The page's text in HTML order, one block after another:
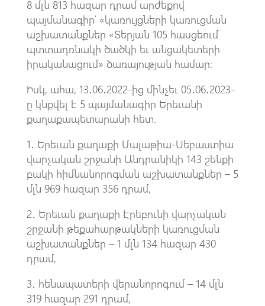
8 մլն 813 հազար դրամ արժեքով
պայմանագիր՝ «կառույցների կառուցման
աշխատանքներ «Տերյան 105 հասցեում
պտտադռնակի ծածկի եւ անցակետերի
իրականացում» ծառայության համար։
Իսկ, ահա, 13․06․2022-ից մինչեւ 05․06․2023-
ը կնքվել է 5 պայմանագիր Երեւանի
քաղաքապետարանի հետ.
1․ Երեւան քաղաքի Մալաթիա-Սեբաստիա
վարչական շրջանի Անդրանիկի 143 շենքի
բակի հիմնանորոգման աշխատանքներ – 5
մլն 969 հազար 356 դրամ,
2․ Երեւան քաղաքի Էրեբունի վարչական
շրջանի թեքահարթակների կառուցման
աշխատանքներ – 1 մլն 134 հազար 430
դրամ,
3․ հենապատերի վերանորոգում – 14 մլն
319 հազար 291 դրամ,